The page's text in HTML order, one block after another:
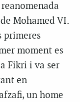
Mohamed VI.
primeres
moment es
Fikri i va ser
en
un home